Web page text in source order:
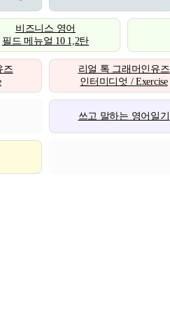
비즈니스 영어
필드 메뉴얼 10 1,2탄
즈
리얼 톡 그래머인유즈
인터미디엇 / Exercise
쓰고 말하는 영어일기